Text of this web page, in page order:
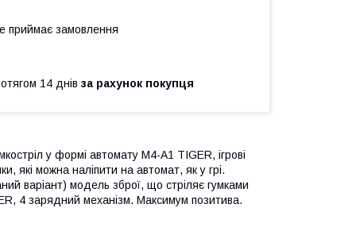
приймає замовлення
14 днів за рахунок покупця
у формі автомату M4-А1 TIGER, ігрові
які можна наліпити на автомат, як у грі.
варіант) модель зброї, що стріляє гумками
4 зарядний механізм. Максимум позитива.